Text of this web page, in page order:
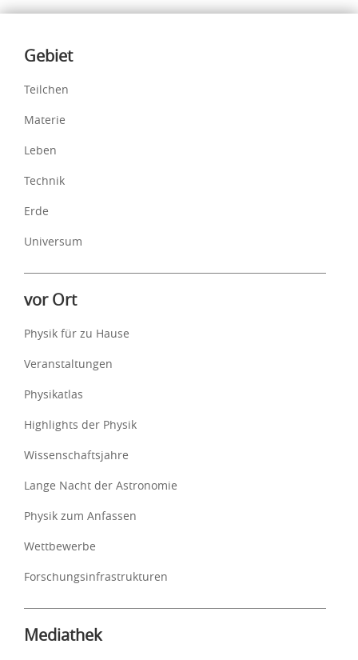
Inhalte
Gebiet
Teilchen
Materie
Leben
Technik
Erde
Universum
vor Ort
Physik für zu Hause
Veranstaltungen
Physikatlas
Highlights der Physik
Wissenschaftsjahre
Lange Nacht der Astronomie
Physik zum Anfassen
Wettbewerbe
Forschungsinfrastrukturen
Mediathek